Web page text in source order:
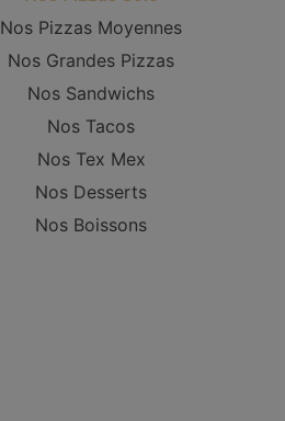
Nos Pizzas Moyennes
Nos Grandes Pizzas
Nos Sandwichs
Nos Tacos
Nos Tex Mex
Nos Desserts
Nos Boissons